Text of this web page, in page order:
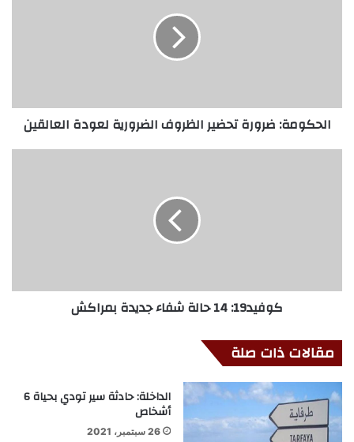
الحكومة: ضرورة تحضير الظروف الضرورية لعودة العالقين
كوفيد19: 14 حالة شفاء جديدة بمراكش
مقالات ذات صلة
الداخلة: حادثة سير تودي بحياة 6
أشخاص
26 سبتمبر، 2021